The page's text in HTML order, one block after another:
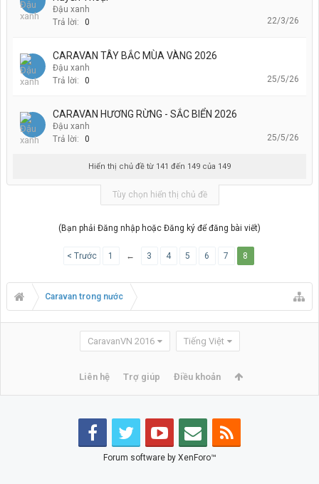
Đậu xanh
Trả lời:
0 22/3/26
CARAVAN TÂY BẮC MÙA VÀNG 2026
Đậu xanh
Trả lời:
0 25/5/26
CARAVAN HƯƠNG RỪNG - SẮC BIỂN 2026
Đậu xanh
Trả lời:
0 25/5/26
Hiển thị chủ đề từ 141 đến 149 của 149
Tùy chọn hiển thị chủ đề
(Bạn phải Đăng nhập hoặc Đăng ký để đăng bài viết)
< Trước 1 ← 3 4 5 6 7 8
Caravan trong nước
CaravanVN 2016 Tiếng Việt
Liên hệ Trợ giúp Điều khoản
Forum software by XenForo™